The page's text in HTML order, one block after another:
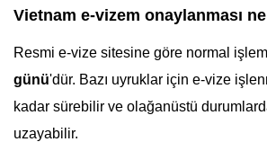
Vietnam e-vizem onaylanması
Resmi e-vize sitesine göre normal
günü'dür. Bazı uyruklar için e-vize
kadar sürebilir ve olağanüstü
uzayabilir.